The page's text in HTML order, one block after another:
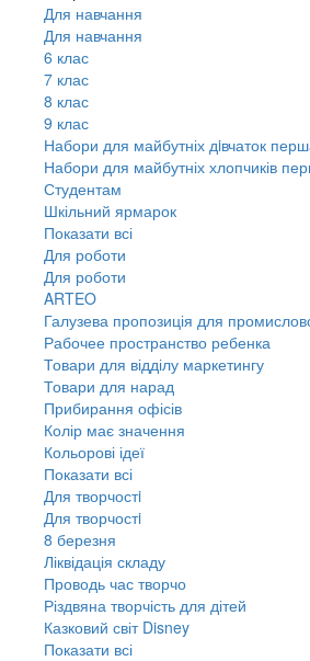
Для навчання
Для навчання
6 клас
7 клас
8 клас
9 клас
Набори для майбутніх дiвчаток
Набори для майбутніх хлопчиків
Студентам
Шкільний ярмарок
Показати всі
Для роботи
Для роботи
ARTEO
Галузева пропозиція для
Рабочее пространство ребенка
Товари для відділу маркетингу
Товари для нарад
Прибирання офісів
Колір має значення
Кольорові ідеї
Показати всі
Для творчостi
Для творчостi
8 березня
Ліквідація складу
Проводь час творчо
Різдвяна творчість для дітей
Казковий світ Disney
Показати всі